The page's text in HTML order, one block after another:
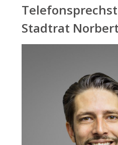
Stadtrat